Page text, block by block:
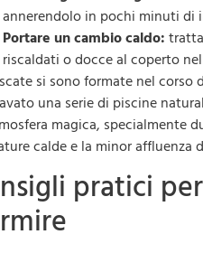
annerendolo in pochi minuti di
Portare un cambio caldo:
riscaldati o docce al coperto
si sono formate nel
una serie di piscine
magica, specialmente
calde e la minor
pratici